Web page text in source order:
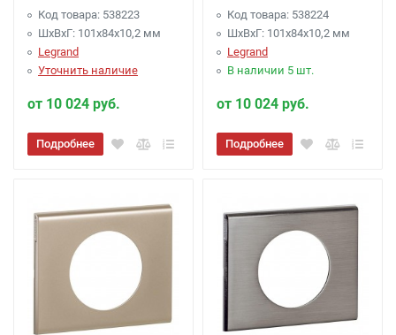
Код товара: 538223
ШхВхГ: 101x84x10,2 мм
Legrand
Уточнить наличие
от 10 024 руб.
Подробнее
Код товара: 538224
ШхВхГ: 101x84x10,2 мм
Legrand
В наличии 5 шт.
от 10 024 руб.
Подробнее